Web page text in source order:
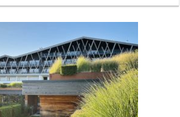
in Royal Birkdale: Warum der